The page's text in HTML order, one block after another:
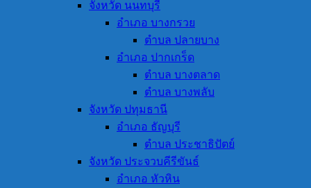
จังหวัด นนทบุรี
อำเภอ บางกรวย
ตำบล ปลายบาง
อำเภอ ปากเกร็ด
ตำบล บางตลาด
ตำบล บางพลับ
จังหวัด ปทุมธานี
อำเภอ ธัญบุรี
ตำบล ประชาธิปัตย์
จังหวัด ประจวบคีรีขันธ์
อำเภอ หัวหิน